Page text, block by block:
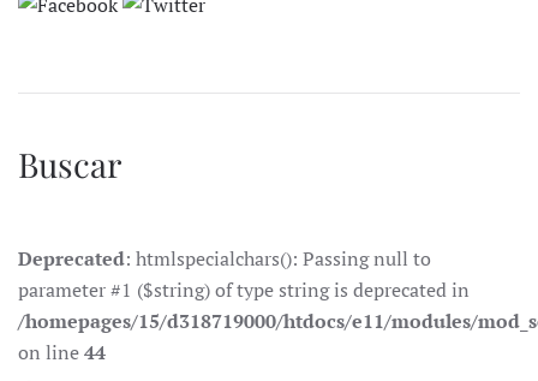
Buscar
Deprecated: htmlspecialchars(): Passing null to
parameter #1 ($string) of type string is deprecated in
/homepages/15/d318719000/htdocs/e11/modules/
on line44